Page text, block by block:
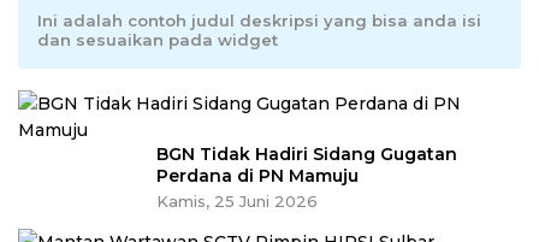
Ini adalah contoh judul deskripsi yang bisa anda isi
dan sesuaikan pada widget
BGN Tidak Hadiri Sidang Gugatan
Perdana di PN Mamuju
Kamis, 25 Juni 2026